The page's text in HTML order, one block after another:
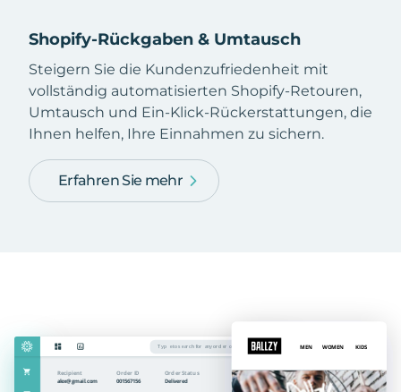
Shopify-Rückgaben & Umtausch
Steigern Sie die Kundenzufriedenheit mit
vollständig automatisierten Shopify-Retouren,
Umtausch und Ein-Klick-Rückerstattungen, die
Ihnen helfen, Ihre Einnahmen zu sichern.
Erfahren Sie mehr